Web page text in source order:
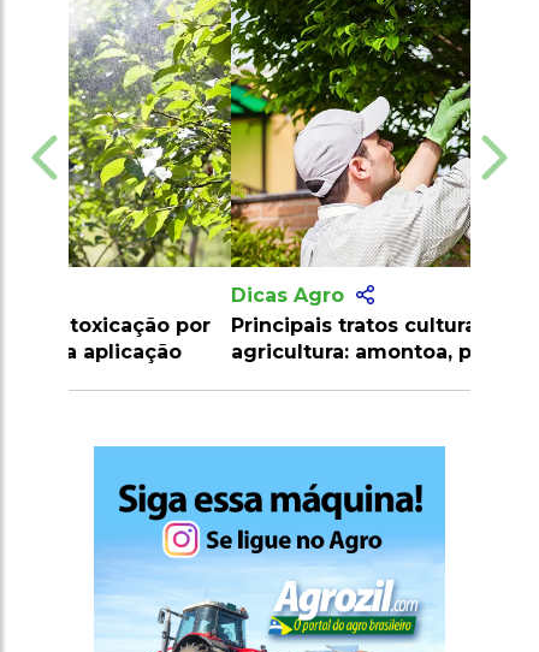
Principais tratos culturais na
agricultura: amontoa, poda e desbrota